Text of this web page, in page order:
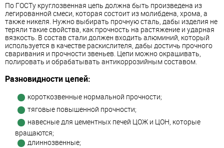
По ГОСТу круглозвенная цепь должна быть произведена из
легированной смеси, которая состоит из молибдена, хрома, а
также никеля. Нужно выбирать прочную сталь, дабы изделия не
теряли такие свойства, как прочность на растяжение и ударная
вязкость. В состав стали должен входить алюминий, который
используется в качестве раскислителя, дабы достичь прочного
сваривания и прочности звеньев. Цепи можно окрашивать,
полировать и обрабатывать антикоррозийным составом.
Разновидности цепей:
короткозвенные нормальной прочности;
тяговые повышенной прочности;
навесные для цементных печей ЦОЖ и ЦОН, которые
вращаются;
длиннозвенные;